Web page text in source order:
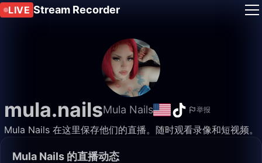
LIVE Stream Recorder
mula.nailsMula Nails 举报
Mula Nails 在这里保存他们的直播。随时观看录像和短视频。
Mula Nails 的直播动态